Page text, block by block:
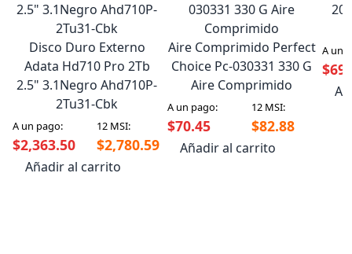
Disco Duro Externo
Adata Hd710 Pro 2Tb
2.5" 3.1Negro Ahd710P-
2Tu31-Cbk
A un pago: 12 MSI:
$2,363.50 $2,780.59
Añadir al carrito
Aire Comprimido Perfect
Choice Pc-030331 330 G
Aire Comprimido
A un pago: 12 MSI:
$70.45 $82.88
Añadir al carrito
A un